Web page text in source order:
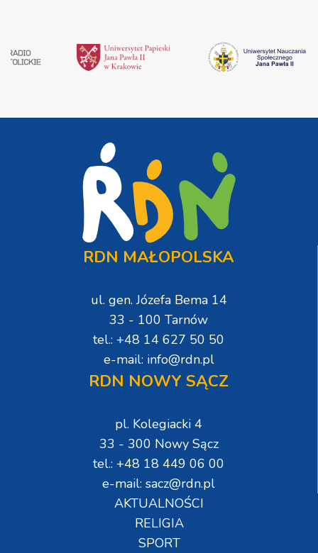
RDN MAŁOPOLSKA
ul. gen. Józefa Bema 14
33 - 100 Tarnów
tel.: +48 14 627 50 50
e-mail: info@rdn.pl
RDN NOWY SĄCZ
pl. Kolegiacki 4
33 - 300 Nowy Sącz
tel.: +48 18 449 06 00
e-mail: sacz@rdn.pl
AKTUALNOŚCI
RELIGIA
SPORT